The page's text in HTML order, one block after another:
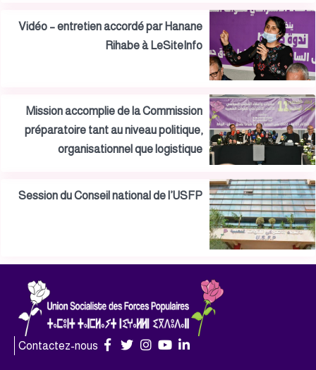
Vidéo – entretien accordé par Hanane
Rihabe à LeSiteInfo
Mission accomplie de la Commission
préparatoire tant au niveau politique,
organisationnel que logistique
Session du Conseil national de l’USFP
Contactez-nous